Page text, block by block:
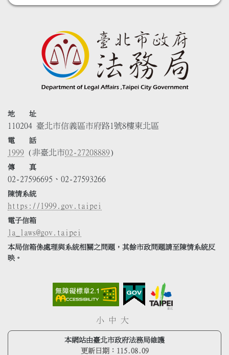
地 址
110204 臺北市信義區市府路1號8樓東北區
電 話
1999 (非臺北市02-27208889)
傳 真
02-27596695、02-27593266
陳情系統
https://1999.gov.taipei
電子信箱
la_laws@gov.taipei
本局信箱係處理與系統相關之問題，其餘市政問題請至陳情系統反
映。
小 中 大
本網站由臺北市政府法務局維護
更新日期： 115.08.09